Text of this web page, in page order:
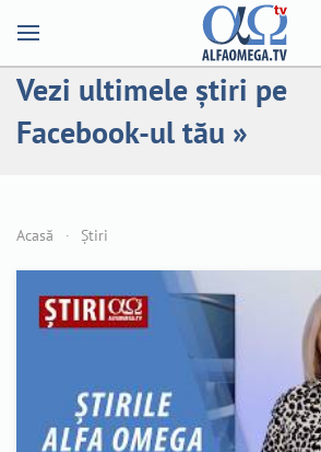
Vezi ultimele știri pe
Facebook-ul tău »
Acasă Știri